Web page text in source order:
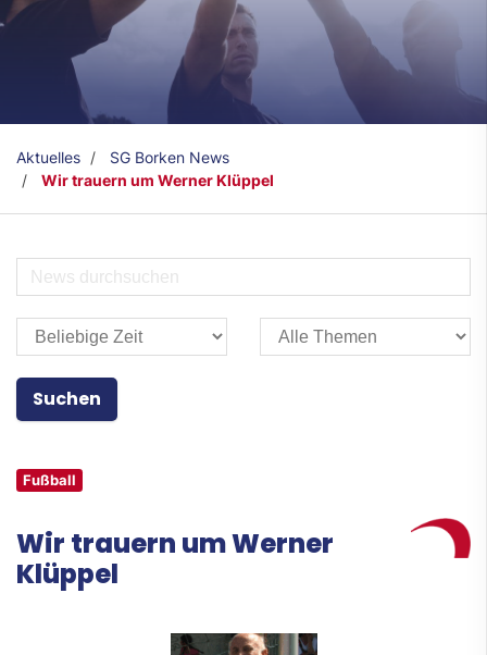
Aktuelles
SG Borken News
Wir trauern um Werner Klüppel
Fußball
Wir trauern um Werner
Klüppel